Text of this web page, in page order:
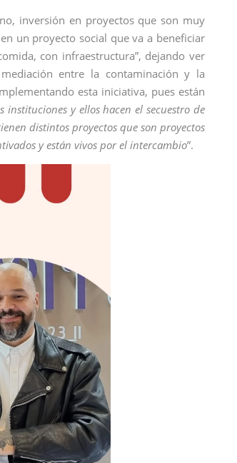
inversión en proyectos que son muy
un proyecto social que va a beneficiar
con infraestructura”, dejando ver
entre la contaminación y la
esta iniciativa, pues están
instituciones y ellos hacen el secuestro de
distintos proyectos que son proyectos
y están vivos por el intercambio”.